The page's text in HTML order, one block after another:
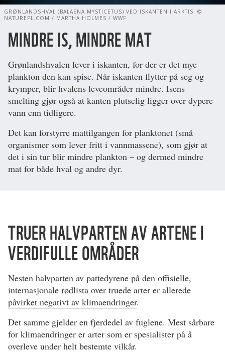
GRØNLANDSHVAL (BALAENA MYSTICETUS) VED ISKANTEN I ARKTIS. ©
NATUREPL.COM / MARTHA HOLMES / WWF
MINDRE IS, MINDRE MAT
Grønlandshvalen lever i iskanten, for der er det mye
plankton den kan spise. Når iskanten flytter på seg og
krymper, blir hvalens leveområder mindre. Isens
smelting gjør også at kanten plutselig ligger over dypere
vann enn tidligere.
Det kan forstyrre mattilgangen for planktonet (små
organismer som lever fritt i vannmassene), som gjør at
det i sin tur blir mindre plankton – og dermed mindre
mat for både hval og andre dyr.
TRUER HALVPARTEN AV ARTENE I
VERDIFULLE OMRÅDER
Nesten halvparten av pattedyrene på den offisielle,
internasjonale rødlista over truede arter er allerede
påvirket negativt av klimaendringer.
Det samme gjelder en fjerdedel av fuglene. Mest sårbare
for klimaendringer er arter som er spesialister på å
overleve under helt bestemte vilkår.